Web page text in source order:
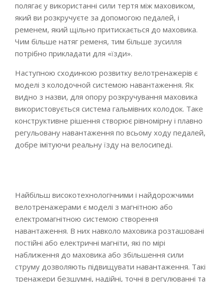
полягає у використанні сили тертя між маховиком,
який ви розкручуєте за допомогою педалей, і
ременем, який щільно притискається до маховика.
Чим більше натяг ременя, тим більше зусилля
потрібно прикладати для «їзди».
Наступною сходинкою розвитку велотренажерів є
моделі з колодочной системою навантаження. Як
видно з назви, для опору розкручування маховика
використовується система гальмівних колодок. Таке
конструктивне рішення створює рівномірну і плавно
регульовану навантаження по всьому ходу педалей,
добре імітуючи реальну їзду на велосипеді.
Найбільш високотехнологічними і найдорожчими
велотренажерами є моделі з магнітною або
електромагнітною системою створення
навантаження. В них навколо маховика розташовані
постійні або електричні магніти, які по мірі
наближення до маховика або збільшення сили
струму дозволяють підвищувати навантаження. Такі
тренажери безшумні, надійні, точні в регулюванні та